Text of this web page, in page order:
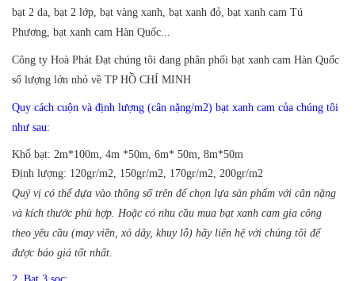
bạt 2 da, bạt 2 lớp, bạt vàng xanh, bạt xanh đỏ, bạt xanh cam Tú
Phương, bạt xanh cam Hàn Quốc...
Công ty Hoà Phát Đạt chúng tôi đang phân phối bạt xanh cam Hàn Quốc
số lượng lớn nhỏ về TP HỒ CHÍ MINH
Quy cách cuộn và định lượng (cân nặng/m2) bạt xanh cam của chúng tôi
như sau:
Khổ bạt: 2m*100m, 4m *50m, 6m* 50m, 8m*50m
Định lượng: 120gr/m2, 150gr/m2, 170gr/m2, 200gr/m2
Quý vị có thể dựa vào thông số trên để chọn lựa sản phẩm với cân nặng
và kích thước phù hợp. Hoặc có nhu cầu mua bạt xanh cam gia công
theo yêu cầu (may viền, xỏ dây, khuy lỗ) hãy liên hệ với chúng tôi để
được báo giá tốt nhất.